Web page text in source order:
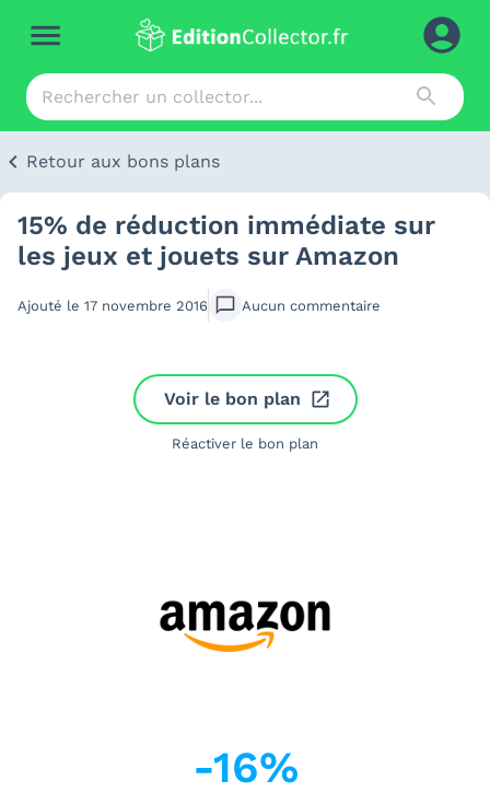
Retour aux bons plans
15% de réduction immédiate sur
les jeux et jouets sur Amazon
Ajouté le 17 novembre 2016 Aucun commentaire
Voir le bon plan
Réactiver le bon plan
-16%